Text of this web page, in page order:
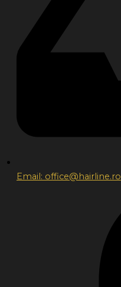
Email: office@hairline.ro